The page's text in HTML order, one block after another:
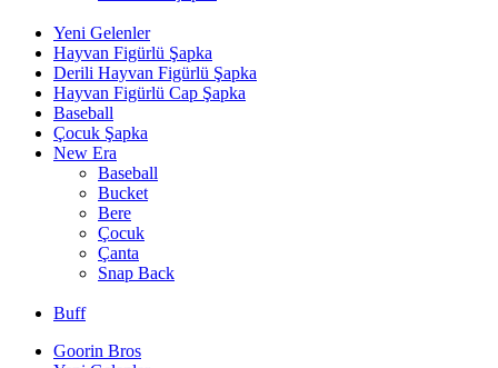
Yeni Gelenler
Hayvan Figürlü Şapka
Derili Hayvan Figürlü Şapka
Hayvan Figürlü Cap Şapka
Baseball
Çocuk Şapka
New Era
Baseball
Bucket
Bere
Çocuk
Çanta
Snap Back
Buff
Goorin Bros